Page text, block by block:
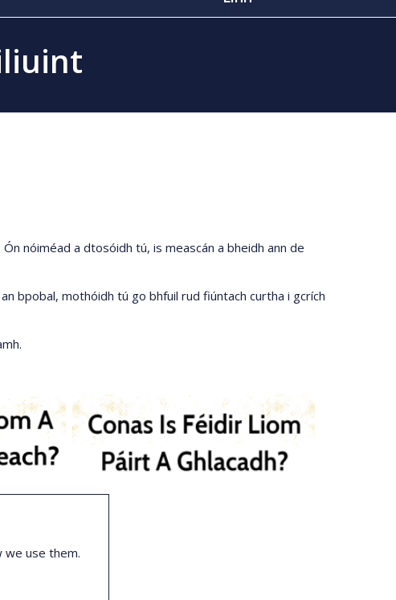
nóiméad a dtosóidh tú, is meascán a bheidh ann de
bpobal, mothóidh tú go bhfuil rud fiúntach curtha i gcrích
we use them.